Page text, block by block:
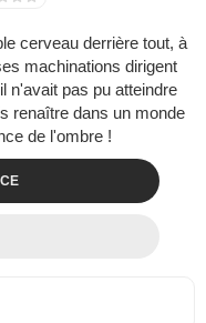
cerveau derrière tout, à
machinations dirigent
n'avait pas pu atteindre
renaître dans un monde
de l'ombre !